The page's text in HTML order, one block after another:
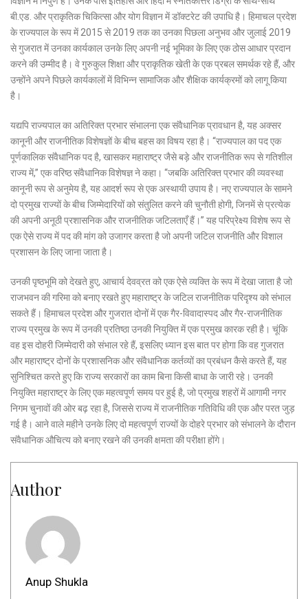
बी.एड. और प्राकृतिक चिकित्सा और योग विज्ञान में डॉक्टरेट की उपाधि है। हिमाचल प्रदेश
के राज्यपाल के रूप में 2015 से 2019 तक का उनका पिछला अनुभव और जुलाई 2019
से गुजरात में उनका कार्यकाल उनके लिए अपनी नई भूमिका के लिए एक ठोस आधार प्रदान
करने की उम्मीद है। वे गुरुकुल शिक्षा और प्राकृतिक खेती के एक प्रबल समर्थक रहे हैं, और
उन्होंने अपने पिछले कार्यकालों में विभिन्न सामाजिक और शैक्षिक कार्यक्रमों को लागू किया
है।
यद्यपि राज्यपाल का अतिरिक्त प्रभार संभालना एक संवैधानिक प्रावधान है, यह अक्सर
कानूनी और राजनीतिक विशेषज्ञों के बीच बहस का विषय रहा है। “राज्यपाल का पद एक
पूर्णकालिक संवैधानिक पद है, खासकर महाराष्ट्र जैसे बड़े और राजनीतिक रूप से गतिशील
राज्य में,” एक वरिष्ठ संवैधानिक विशेषज्ञ ने कहा। “जबकि अतिरिक्त प्रभार की व्यवस्था
कानूनी रूप से अनुमेय है, यह आदर्श रूप से एक अस्थायी उपाय है। नए राज्यपाल के सामने
दो प्रमुख राज्यों के बीच जिम्मेदारियों को संतुलित करने की चुनौती होगी, जिनमें से प्रत्येक
की अपनी अनूठी प्रशासनिक और राजनीतिक जटिलताएँ हैं।” यह परिप्रेक्ष्य विशेष रूप से
एक ऐसे राज्य में पद की मांग को उजागर करता है जो अपनी जटिल राजनीति और विशाल
प्रशासन के लिए जाना जाता है।
उनकी पृष्ठभूमि को देखते हुए, आचार्य देवव्रत को एक ऐसे व्यक्ति के रूप में देखा जाता है जो
राजभवन की गरिमा को बनाए रखते हुए महाराष्ट्र के जटिल राजनीतिक परिदृश्य को संभाल
सकते हैं। हिमाचल प्रदेश और गुजरात दोनों में एक गैर-विवादास्पद और गैर-राजनीतिक
राज्य प्रमुख के रूप में उनकी प्रतिष्ठा उनकी नियुक्ति में एक प्रमुख कारक रही है। चूंकि
वह इस दोहरी जिम्मेदारी को संभाल रहे हैं, इसलिए ध्यान इस बात पर होगा कि वह गुजरात
और महाराष्ट्र दोनों के प्रशासनिक और संवैधानिक कर्तव्यों का प्रबंधन कैसे करते हैं, यह
सुनिश्चित करते हुए कि राज्य सरकारों का काम बिना किसी बाधा के जारी रहे। उनकी
नियुक्ति महाराष्ट्र के लिए एक महत्वपूर्ण समय पर हुई है, जो प्रमुख शहरों में आगामी नगर
निगम चुनावों की ओर बढ़ रहा है, जिससे राज्य में राजनीतिक गतिविधि की एक और परत जुड़
गई है। आने वाले महीने उनके लिए दो महत्वपूर्ण राज्यों के दोहरे प्रभार को संभालने के दौरान
संवैधानिक औचित्य को बनाए रखने की उनकी क्षमता की परीक्षा होंगे।
Author
Anup Shukla